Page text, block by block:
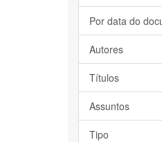
Por data do
Autores
Títulos
Assuntos
Tipo